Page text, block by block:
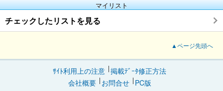
マイリスト
チェックしたリストを見る
▲ページ先頭へ
ｻｲﾄ利用上の注意 掲載ﾃﾞｰﾀ修正方法
会社概要
お問合せ PC版